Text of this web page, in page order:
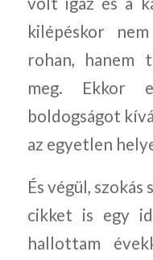
kilépéskor
rohan, hanem
meg. Ekkor
boldogságot
az egyetlen
És végül,
cikket is egy
hallottam